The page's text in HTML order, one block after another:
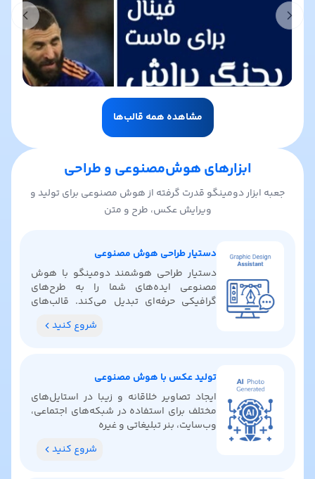
Previous slide
slide
مشاهده همه قالب‌ها
ابزارهای هوش‌مصنوعی و طراحی
جعبه ابزار دومینگو قدرت گرفته از هوش مصنوعی برای تولید و
ویرایش عکس، طرح و متن
دستیار طراحی هوش مصنوعی
دستیار طراحی هوشمند دومینگو با هوش
مصنوعی ایده‌های شما را به طرح‌های
گرافیکی حرفه‌ای تبدیل می‌کند. قالب‌های
شروع کنید
تولید عکس با هوش مصنوعی
ایجاد تصاویر خلاقانه و زیبا در استایل‌های
مختلف برای استفاده در شبکه‌های اجتماعی،
وب‌سایت، بنر تبلیغاتی و غیره
شروع کنید